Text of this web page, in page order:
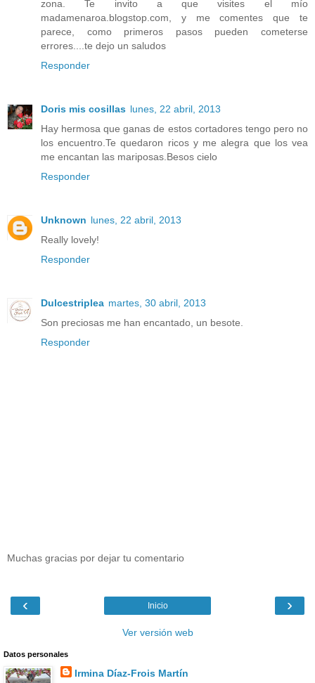
zona. Te invito a que visites el mío
madamenaroa.blogstop.com, y me comentes que te
parece, como primeros pasos pueden cometerse
errores....te dejo un saludos
Responder
Doris mis cosillas lunes, 22 abril, 2013
Hay hermosa que ganas de estos cortadores tengo pero no
los encuentro.Te quedaron ricos y me alegra que los vea
me encantan las mariposas.Besos cielo
Responder
Unknown lunes, 22 abril, 2013
Really lovely!
Responder
Dulcestriplea martes, 30 abril, 2013
Son preciosas me han encantado, un besote.
Responder
Muchas gracias por dejar tu comentario
‹ ›
Inicio
Ver versión web
Datos personales
Irmina Díaz-Frois Martín